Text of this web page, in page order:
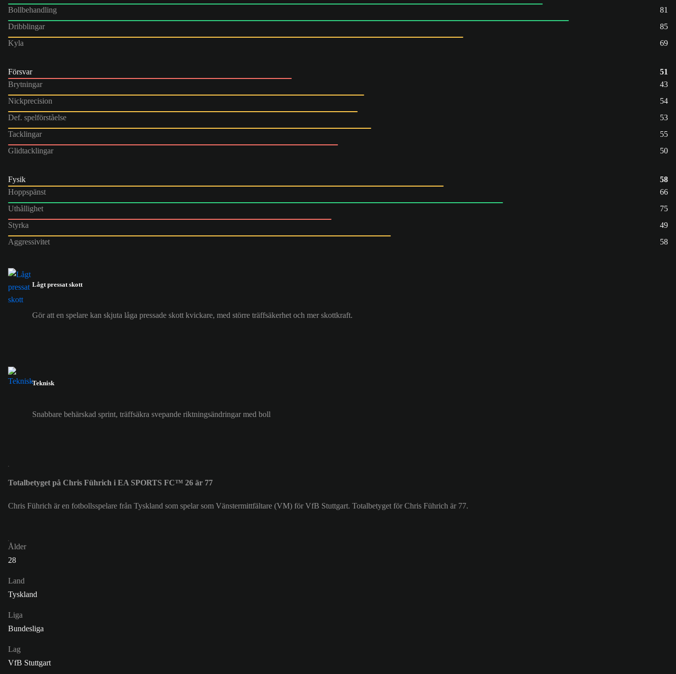
Bollbehandling
81
Dribblingar
85
Kyla
69
Försvar
51
Brytningar
43
Nickprecision
54
Def. spelförståelse
53
Tacklingar
55
Glidtacklingar
50
Fysik
58
Hoppspänst
66
Uthållighet
75
Styrka
49
Aggressivitet
58
Lågt pressat skott
Gör att en spelare kan skjuta låga pressade skott kvickare, med större träffsäkerhet och mer skottkraft.
Teknisk
Snabbare behärskad sprint, träffsäkra svepande riktningsändringar med boll
Totalbetyget på Chris Führich i EA SPORTS FC™ 26 är 77
Chris Führich är en fotbollsspelare från Tyskland som spelar som Vänstermittfältare (VM) för VfB Stuttgart. Totalbetyget för Chris Führich är 77.
Ålder
28
Land
Tyskland
Liga
Bundesliga
Lag
VfB Stuttgart